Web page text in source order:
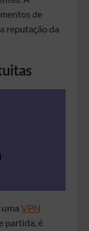
de
reputação da
VPN
partida, é